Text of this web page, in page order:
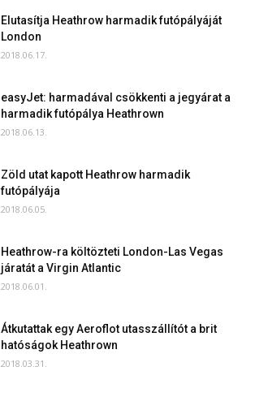
Elutasítja Heathrow harmadik futópályáját
London
2018.06.17.
easyJet: harmadával csökkenti a jegyárat a
harmadik futópálya Heathrown
2018.06.13.
Zöld utat kapott Heathrow harmadik
futópályája
2018.06.05.
Heathrow-ra költözteti London-Las Vegas
járatát a Virgin Atlantic
2018.06.01.
Átkutattak egy Aeroflot utasszállítót a brit
hatóságok Heathrown
2018.03.31.